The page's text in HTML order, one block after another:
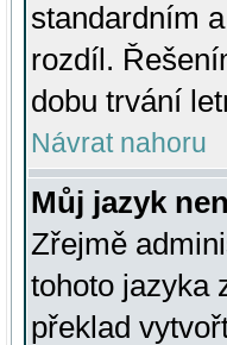
standardním
rozdíl.
dobu trvání
Návrat nahoru
Můj jazyk
Zřejmě
tohoto jazyka
překlad